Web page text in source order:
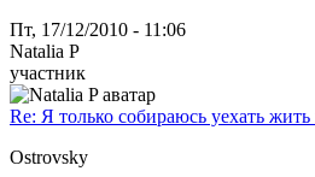
Пт, 17/12/2010 - 11:06
Natalia P
участник
Re: Я только собираюсь уехать
Ostrovsky